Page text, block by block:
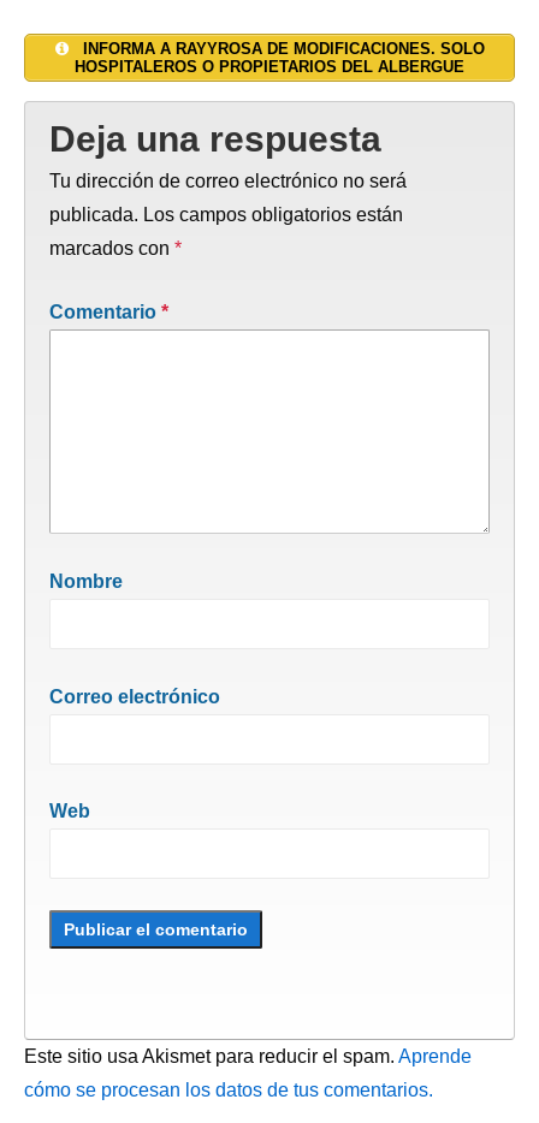
INFORMA A RAYYROSA DE MODIFICACIONES. SOLO
HOSPITALEROS O PROPIETARIOS DEL ALBERGUE
Deja una respuesta
Tu dirección de correo electrónico no será
publicada. Los campos obligatorios están
marcados con *
Comentario *
Nombre
Correo electrónico
Web
Este sitio usa Akismet para reducir el spam. Aprende
cómo se procesan los datos de tus comentarios.